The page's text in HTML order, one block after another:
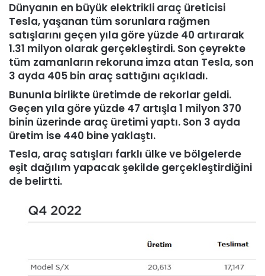
Dünyanın en büyük elektrikli araç üreticisi
Tesla, yaşanan tüm sorunlara rağmen
satışlarını geçen yıla göre yüzde 40 artırarak
1.31 milyon olarak gerçekleştirdi. Son çeyrekte
tüm zamanların rekoruna imza atan Tesla, son
3 ayda 405 bin araç sattığını açıkladı.
Bununla birlikte üretimde de rekorlar geldi.
Geçen yıla göre yüzde 47 artışla 1 milyon 370
binin üzerinde araç üretimi yaptı. Son 3 ayda
üretim ise 440 bine yaklaştı.
Tesla, araç satışları farklı ülke ve bölgelerde
eşit dağılım yapacak şekilde gerçekleştirdiğini
de belirtti.